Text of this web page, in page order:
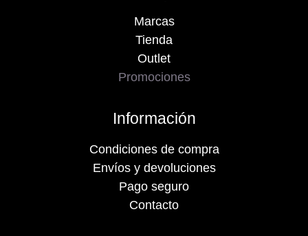
Marcas
Tienda
Outlet
Promociones
Información
Condiciones de compra
Envíos y devoluciones
Pago seguro
Contacto